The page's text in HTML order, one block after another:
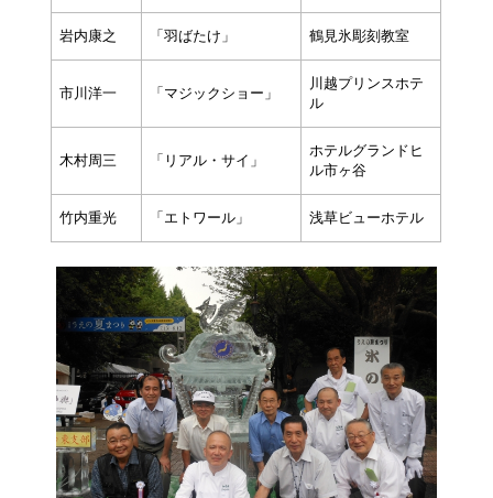
岩内康之 「羽ばたけ」 鶴見氷彫刻教室
市川洋一 「マジックショー」
川越プリンスホテ
ル
木村周三 「リアル・サイ」
ホテルグランドヒ
ル市ヶ谷
竹内重光 「エトワール」 浅草ビューホテル